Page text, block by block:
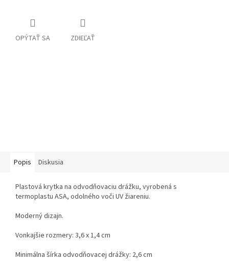
OPÝTAŤ SA ZDIEĽAŤ
Popis Diskusia
Plastová krytka na odvodňovaciu drážku, vyrobená s
termoplastu ASA, odolného voči UV žiareniu.
Moderný dizajn.
Vonkajšie rozmery: 3,6 x 1,4 cm
Minimálna šírka odvodňovacej drážky: 2,6cm